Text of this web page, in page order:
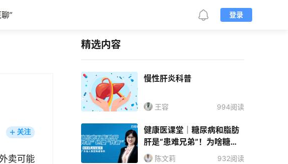
” 登录
关注
卖可能
精选内容
慢性肝炎科普
王容 994阅读
健康医课堂｜糖尿病和脂肪
肝是“患难兄弟”！为啥糖尿
病更容易引起脂肪肝？
陈文莉 932阅读